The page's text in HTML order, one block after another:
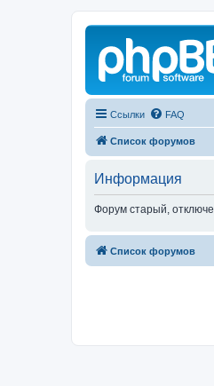
Ссылки FAQ
Список форумов
Информация
Форум старый,
Список форумов